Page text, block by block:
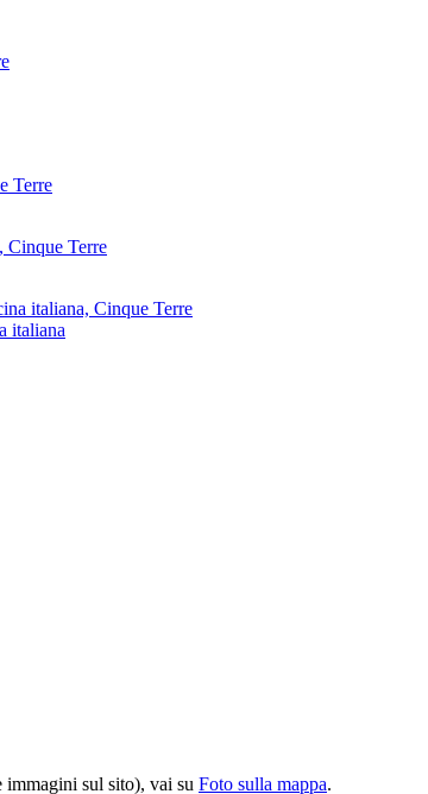
italiana
immagini sul sito), vai su Foto sulla mappa.